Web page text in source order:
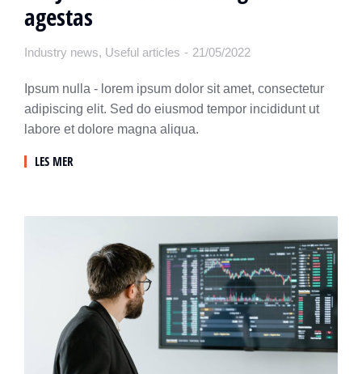
agestas
Industry news, Useful articles 21/05/2022
Ipsum nulla - lorem ipsum dolor sit amet, consectetur
adipiscing elit. Sed do eiusmod tempor incididunt ut
labore et dolore magna aliqua.
LES MER